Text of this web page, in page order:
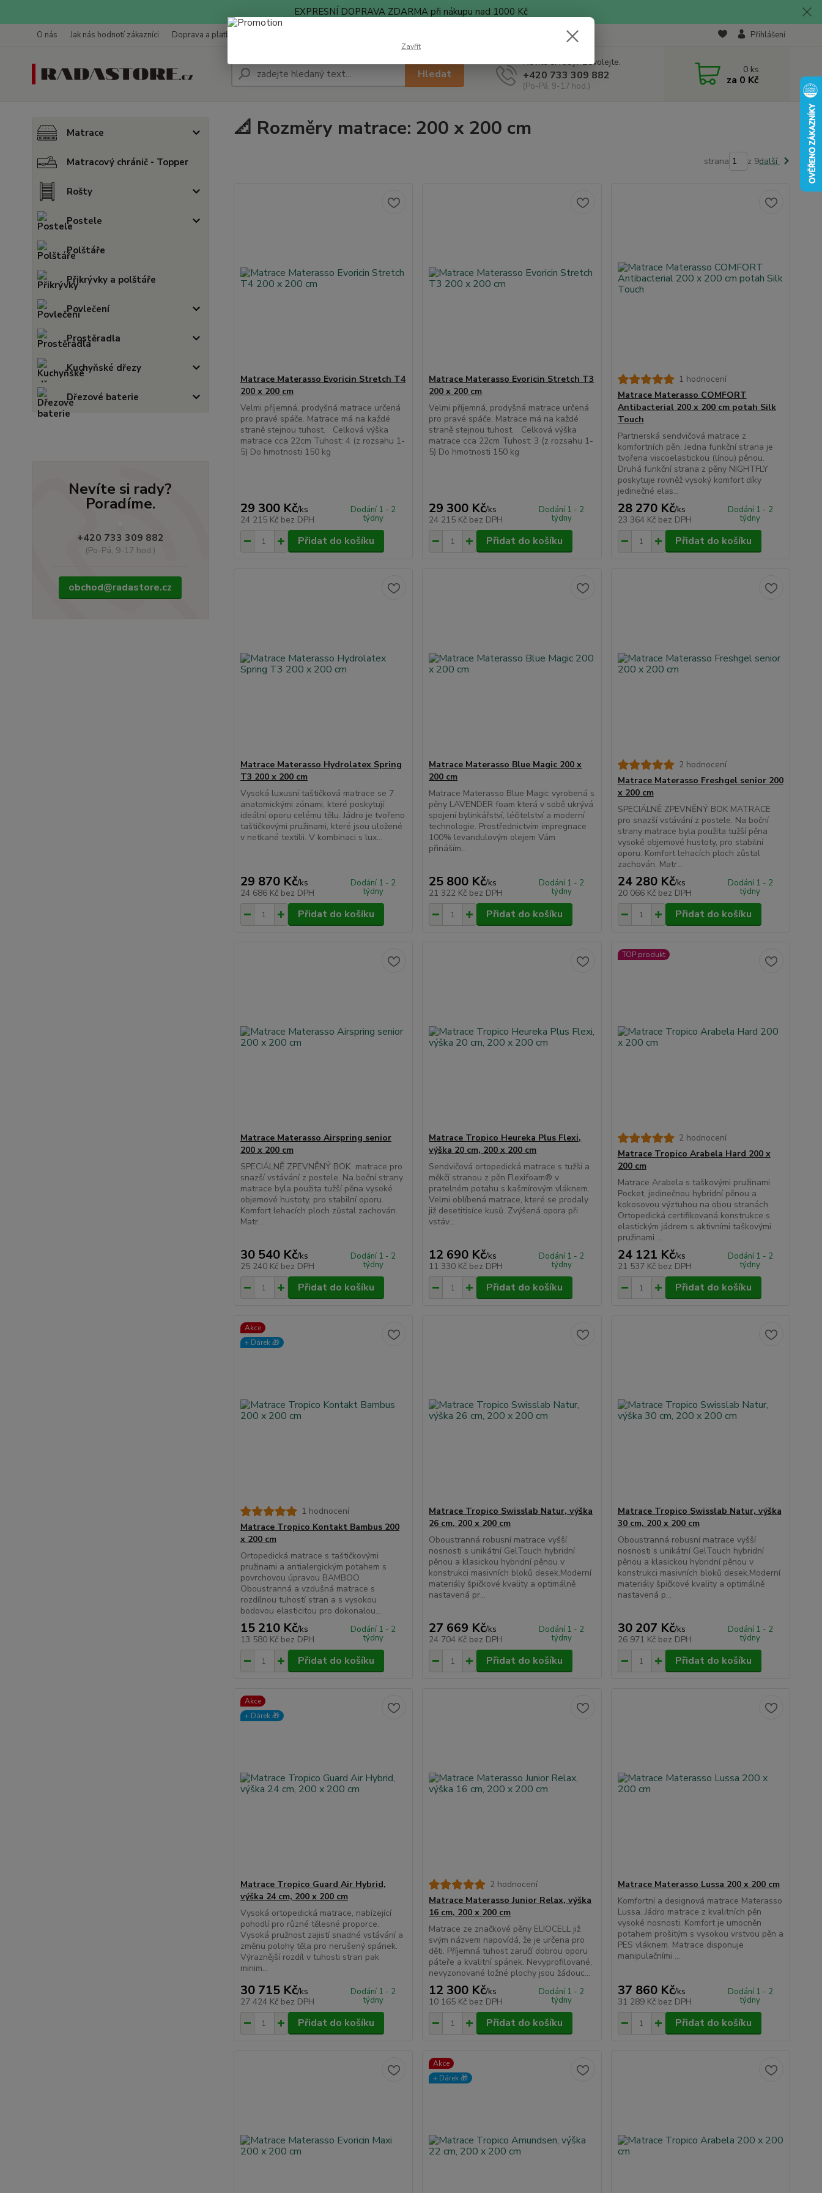
EXPRESNÍ DOPRAVA ZDARMA při nákupu nad 1000 Kč
O nás Jak nás hodnotí zákazníci Doprava a platba Přihlášení
Hledat
Nevíte si rady? Zavolejte.
+420 733 309 882
(Po-Pá, 9-17 hod.)
0 ks
za 0 Kč
Matrace
Matracový chránič - Topper
Rošty
Postele
Polštáře
Přikrývky a polštáře
Povlečení
Prostěradla
Kuchyňské dřezy
Dřezové baterie
Nevíte si rady?
Poradíme.
+420 733 309 882
(Po-Pá, 9-17 hod.)
obchod@radastore.cz
📐 Rozměry matrace: 200 x 200 cm
strana z 9další
Matrace Materasso Evoricin Stretch T4
200 x 200 cm
Velmi příjemná, prodyšná matrace určená
pro pravé spáče. Matrace má na každé
straně stejnou tuhost. Celková výška
matrace cca 22cm Tuhost: 4 (z rozsahu 1-
5) Do hmotnosti 150 kg
29 300 Kč/ks
24 215 Kč bez DPH
Dodání 1 - 2
týdny
Přidat do košíku
Matrace Materasso Evoricin Stretch T3
200 x 200 cm
Velmi příjemná, prodyšná matrace určená
pro pravé spáče. Matrace má na každé
straně stejnou tuhost. Celková výška
matrace cca 22cm Tuhost: 3 (z rozsahu 1-
5) Do hmotnosti 150 kg
29 300 Kč/ks
24 215 Kč bez DPH
Dodání 1 - 2
týdny
Přidat do košíku
1 hodnocení
Matrace Materasso COMFORT
Antibacterial 200 x 200 cm potah Silk
Touch
Partnerská sendvičová matrace z
komfortních pěn. Jedna funkční strana je
tvořena viscoelastickou (línou) pěnou.
Druhá funkční strana z pěny NIGHTFLY
poskytuje rovněž vysoký komfort díky
jedinečné elas...
28 270 Kč/ks
23 364 Kč bez DPH
Dodání 1 - 2
týdny
Přidat do košíku
Matrace Materasso Hydrolatex Spring
T3 200 x 200 cm
Vysoká luxusní taštičková matrace se 7
anatomickými zónami, které poskytují
ideální oporu celému tělu. Jádro je tvořeno
taštičkovými pružinami, které jsou uložené
v netkané textilii. V kombinaci s lux...
29 870 Kč/ks
24 686 Kč bez DPH
Dodání 1 - 2
týdny
Přidat do košíku
Matrace Materasso Blue Magic 200 x
200 cm
Matrace Materasso Blue Magic vyrobená s
pěny LAVENDER foam která v sobě ukrývá
spojení bylinkářství, léčitelství a moderní
technologie. Prostřednictvím impregnace
100% levandulovým olejem Vám
přináším...
25 800 Kč/ks
21 322 Kč bez DPH
Dodání 1 - 2
týdny
Přidat do košíku
2 hodnocení
Matrace Materasso Freshgel senior 200
x 200 cm
SPECIÁLNĚ ZPEVNĚNÝ BOK MATRACE
pro snazší vstávání z postele. Na boční
strany matrace byla použita tužší pěna
vysoké objemové hustoty, pro stabilní
oporu. Komfort lehacích ploch zůstal
zachován. Matr...
24 280 Kč/ks
20 066 Kč bez DPH
Dodání 1 - 2
týdny
Přidat do košíku
Matrace Materasso Airspring senior
200 x 200 cm
SPECIÁLNĚ ZPEVNĚNÝ BOK matrace pro
snazší vstávání z postele. Na boční strany
matrace byla použita tužší pěna vysoké
objemové hustoty, pro stabilní oporu.
Komfort lehacích ploch zůstal zachován.
Matr...
30 540 Kč/ks
25 240 Kč bez DPH
Dodání 1 - 2
týdny
Přidat do košíku
Matrace Tropico Heureka Plus Flexi,
výška 20 cm, 200 x 200 cm
Sendvičová ortopedická matrace s tužší a
měkčí stranou z pěn Flexifoam® v
pratelném potahu s kašmírovým vláknem.
Velmi oblíbená matrace, které se prodaly
již desetitisíce kusů. Zvýšená opora při
vstáv...
12 690 Kč/ks
11 330 Kč bez DPH
Dodání 1 - 2
týdny
Přidat do košíku
TOP produkt
2 hodnocení
Matrace Tropico Arabela Hard 200 x
200 cm
Matrace Arabela s taškovými pružinami
Pocket, jedinečnou hybridní pěnou a
kokosovou výztuhou na obou stranách.
Ortopedická certifikovaná konstrukce s
elastickým jádrem s aktivními taškovými
pružinami ...
24 121 Kč/ks
21 537 Kč bez DPH
Dodání 1 - 2
týdny
Přidat do košíku
Akce
+ Dárek️ 🎁
1 hodnocení
Matrace Tropico Kontakt Bambus 200
x 200 cm
Ortopedická matrace s taštičkovými
pružinami a antialergickým potahem s
povrchovou úpravou BAMBOO.
Oboustranná a vzdušná matrace s
rozdílnou tuhostí stran a s vysokou
bodovou elasticitou pro dokonalou...
15 210 Kč/ks
13 580 Kč bez DPH
Dodání 1 - 2
týdny
Přidat do košíku
Matrace Tropico Swisslab Natur, výška
26 cm, 200 x 200 cm
Oboustranná robusní matrace vyšší
nosnosti s unikátní GelTouch hybridní
pěnou a klasickou hybridní pěnou v
konstrukci masivních bloků desek.Moderní
materiály špičkové kvality a optimálně
nastavená pr...
27 669 Kč/ks
24 704 Kč bez DPH
Dodání 1 - 2
týdny
Přidat do košíku
Matrace Tropico Swisslab Natur, výška
30 cm, 200 x 200 cm
Oboustranná robusní matrace vyšší
nosnosti s unikátní GelTouch hybridní
pěnou a klasickou hybridní pěnou v
konstrukci masivních bloků desek.Moderní
materiály špičkové kvality a optimálně
nastavená p...
30 207 Kč/ks
26 971 Kč bez DPH
Dodání 1 - 2
týdny
Přidat do košíku
Akce
+ Dárek️ 🎁
Matrace Tropico Guard Air Hybrid,
výška 24 cm, 200 x 200 cm
Vysoká ortopedická matrace, nabízející
pohodlí pro různé tělesné proporce.
Vysoká pružnost zajistí snadné vstávání a
změnu polohy těla pro nerušený spánek.
Výraznější rozdíl v tuhosti stran pak
minim...
30 715 Kč/ks
27 424 Kč bez DPH
Dodání 1 - 2
týdny
Přidat do košíku
2 hodnocení
Matrace Materasso Junior Relax, výška
16 cm, 200 x 200 cm
Matrace ze značkové pěny ELIOCELL již
svým názvem napovídá, že je určena pro
děti. Příjemná tuhost zaručí dobrou oporu
páteře a kvalitní spánek. Nevyprofilované,
nevyzonované ložné plochy jsou žádouc...
12 300 Kč/ks
10 165 Kč bez DPH
Dodání 1 - 2
týdny
Přidat do košíku
Matrace Materasso Lussa 200 x 200 cm
Komfortní a designová matrace Materasso
Lussa. Jádro matrace z kvalitních pěn
vysoké nosnosti. Komfort je umocněn
potahem prošitým s vysokou vrstvou pěn a
PES vláknem. Matrace disponuje
manipulačními ...
37 860 Kč/ks
31 289 Kč bez DPH
Dodání 1 - 2
týdny
Přidat do košíku
Akce
+ Dárek️ 🎁
Zavřít